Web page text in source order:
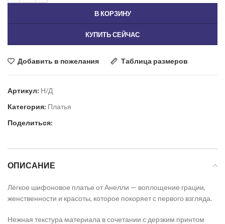
В КОРЗИНУ
КУПИТЬ СЕЙЧАС
Добавить в пожелания Таблица размеров
Артикул: Н/Д
Категория: Платья
Поделиться:
ОПИСАНИЕ
Лёгкое шифоновое платье от Анелли — воплощение грации,
женственности и красоты, которое покоряет с первого взгляда.
Нежная текстура материала в сочетании с дерзким принтом